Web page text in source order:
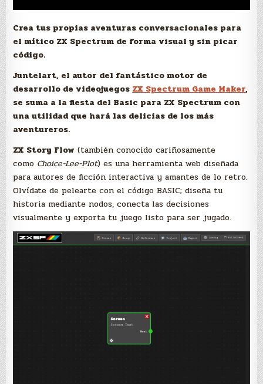
Crea tus propias aventuras conversacionales para
el mítico ZX Spectrum de forma visual y sin picar
código.
Juntelart, el autor del fantástico motor de
desarrollo de videojuegosZX Spectrum Game Maker,
se suma a la fiesta del Basic para ZX Spectrum con
una utilidad que hará las delicias de los más
aventureros.
ZX Story Flow (también conocido cariñosamente
como Choice-Lee-Plot) es una herramienta web diseñada
para autores de ficción interactiva y amantes de lo retro.
Olvídate de pelearte con el código BASIC; diseña tu
historia mediante nodos, conecta las decisiones
visualmente y exporta tu juego listo para ser jugado.